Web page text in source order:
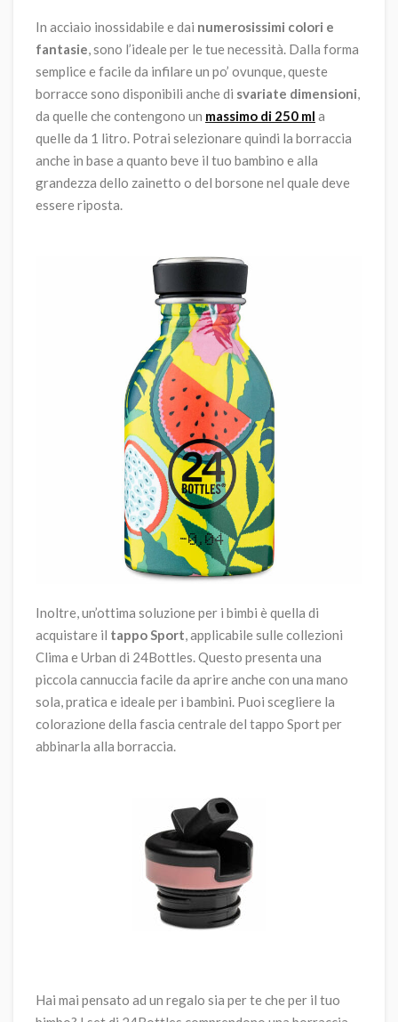
In acciaio inossidabile e dai numerosissimi colori e
fantasie, sono l’ideale per le tue necessità. Dalla forma
semplice e facile da infilare un po’ ovunque, queste
borracce sono disponibili anche di svariate dimensioni,
da quelle che contengono un massimo di 250 ml a
quelle da 1 litro. Potrai selezionare quindi la borraccia
anche in base a quanto beve il tuo bambino e alla
grandezza dello zainetto o del borsone nel quale deve
essere riposta.
Inoltre, un’ottima soluzione per i bimbi è quella di
acquistare il tappo Sport, applicabile sulle collezioni
Clima e Urban di 24Bottles. Questo presenta una
piccola cannuccia facile da aprire anche con una mano
sola, pratica e ideale per i bambini. Puoi scegliere la
colorazione della fascia centrale del tappo Sport per
abbinarla alla borraccia.
Hai mai pensato ad un regalo sia per te che per il tuo